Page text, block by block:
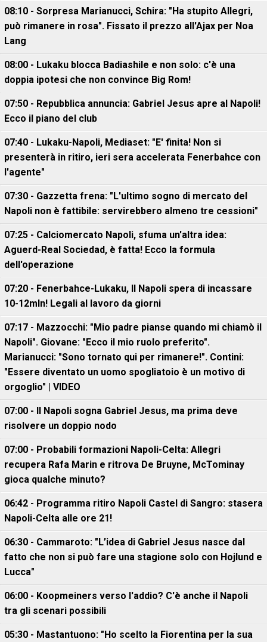
08:10 - Sorpresa Marianucci, Schira: "Ha stupito Allegri,
può rimanere in rosa". Fissato il prezzo all'Ajax per Noa
Lang
08:00 - Lukaku blocca Badiashile e non solo: c'è una
doppia ipotesi che non convince Big Rom!
07:50 - Repubblica annuncia: Gabriel Jesus apre al Napoli!
Ecco il piano del club
07:40 - Lukaku-Napoli, Mediaset: "E' finita! Non si
presenterà in ritiro, ieri sera accelerata Fenerbahce con
l'agente"
07:30 - Gazzetta frena: "L'ultimo sogno di mercato del
Napoli non è fattibile: servirebbero almeno tre cessioni"
07:25 - Calciomercato Napoli, sfuma un'altra idea:
Aguerd-Real Sociedad, è fatta! Ecco la formula
dell'operazione
07:20 - Fenerbahce-Lukaku, ll Napoli spera di incassare
10-12mln! Legali al lavoro da giorni
07:17 - Mazzocchi: "Mio padre pianse quando mi chiamò il
Napoli". Giovane: "Ecco il mio ruolo preferito".
Marianucci: "Sono tornato qui per rimanere!". Contini:
"Essere diventato un uomo spogliatoio è un motivo di
orgoglio" | VIDEO
07:00 - Il Napoli sogna Gabriel Jesus, ma prima deve
risolvere un doppio nodo
07:00 - Probabili formazioni Napoli-Celta: Allegri
recupera Rafa Marin e ritrova De Bruyne, McTominay
gioca qualche minuto?
06:42 - Programma ritiro Napoli Castel di Sangro: stasera
Napoli-Celta alle ore 21!
06:30 - Cammaroto: "L’idea di Gabriel Jesus nasce dal
fatto che non si può fare una stagione solo con Hojlund e
Lucca"
06:00 - Koopmeiners verso l'addio? C'è anche il Napoli
tra gli scenari possibili
05:30 - Mastantuono: "Ho scelto la Fiorentina per la sua